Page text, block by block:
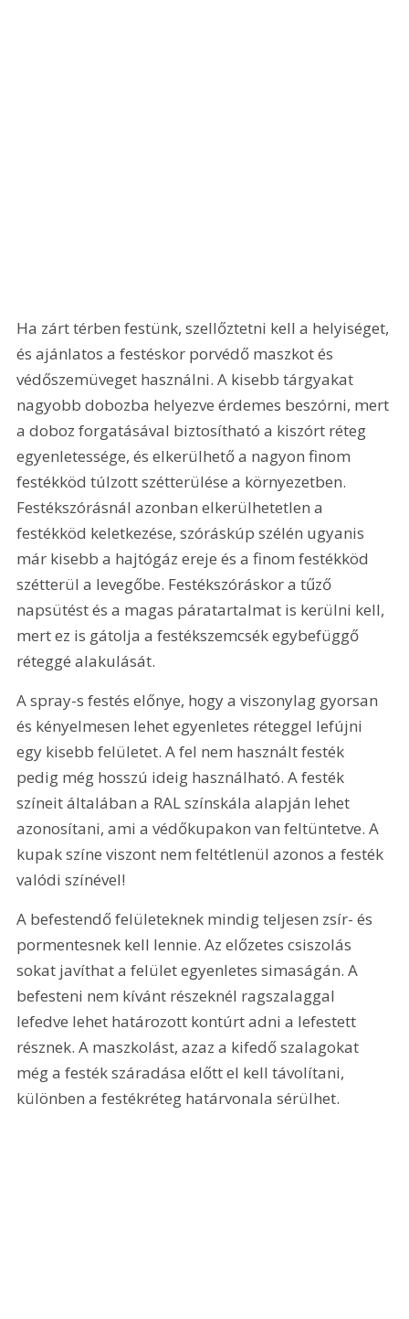
Ha zárt térben festünk, szellőztetni kell a helyiséget,
és ajánlatos a festéskor porvédő maszkot és
védőszemüveget használni. A kisebb tárgyakat
nagyobb dobozba helyezve érdemes beszórni, mert
a doboz forgatásával biztosítható a kiszórt réteg
egyenletessége, és elkerülhető a nagyon finom
festékköd túlzott szétterülése a környezetben.
Festékszórásnál azonban elkerülhetetlen a
festékköd keletkezése, szóráskúp szélén ugyanis
már kisebb a hajtógáz ereje és a finom festékköd
szétterül a levegőbe. Festékszóráskor a tűző
napsütést és a magas páratartalmat is kerülni kell,
mert ez is gátolja a festékszemcsék egybefüggő
réteggé alakulását.
A spray-s festés előnye, hogy a viszonylag gyorsan
és kényelmesen lehet egyenletes réteggel lefújni
egy kisebb felületet. A fel nem használt festék
pedig még hosszú ideig használható. A festék
színeit általában a RAL színskála alapján lehet
azonosítani, ami a védőkupakon van feltüntetve. A
kupak színe viszont nem feltétlenül azonos a festék
valódi színével!
A befestendő felületeknek mindig teljesen zsír- és
pormentesnek kell lennie. Az előzetes csiszolás
sokat javíthat a felület egyenletes simaságán. A
befesteni nem kívánt részeknél ragszalaggal
lefedve lehet határozott kontúrt adni a lefestett
résznek. A maszkolást, azaz a kifedő szalagokat
még a festék száradása előtt el kell távolítani,
különben a festékréteg határvonala sérülhet.